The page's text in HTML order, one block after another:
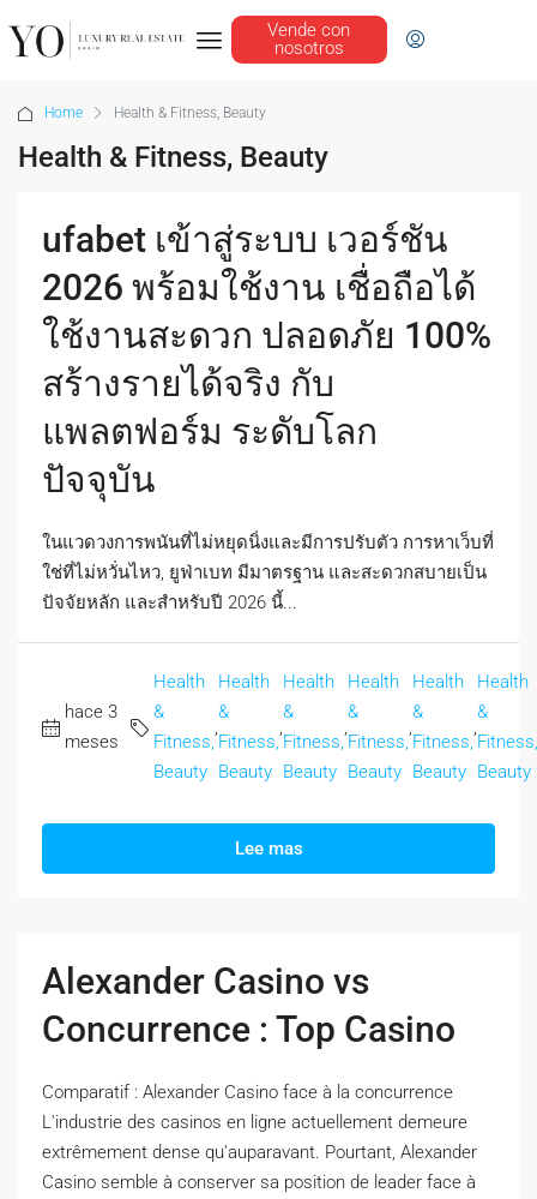
Vende con
nosotros
Home Health & Fitness, Beauty
Health & Fitness, Beauty
ufabet เข้าสู่ระบบ เวอร์ชัน
2026 พร้อมใช้งาน เชื่อถือได้
ใช้งานสะดวก ปลอดภัย 100%
สร้างรายได้จริง กับ
แพลตฟอร์ม ระดับโลก
ปัจจุบัน
ในแวดวงการพนันที่ไม่หยุดนิ่งและมีการปรับตัว การหาเว็บที่
ใช่ที่ไม่หวั่นไหว, ยูฟ่าเบท มีมาตรฐาน และสะดวกสบายเป็น
ปัจจัยหลัก และสำหรับปี 2026 นี้...
hace 3
meses
Health
&
Fitness,
Beauty
Health
&
Fitness,
Beauty
Health
&
Fitness,
Beauty
Health
&
Fitness,
Beauty
Health
&
Fitness,
Beauty
Health
&
Fitness,
Beauty
Lee mas
Alexander Casino vs
Concurrence : Top Casino
Comparatif : Alexander Casino face à la concurrence
L'industrie des casinos en ligne actuellement demeure
extrêmement dense qu'auparavant. Pourtant, Alexander
Casino semble à conserver sa position de leader face à